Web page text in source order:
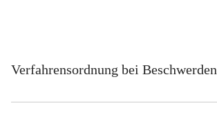
Verfahrensordnung bei Beschwerden